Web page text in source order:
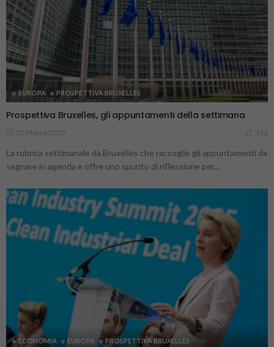
EUROPA PROSPETTIVA BRUXELLES
Prospettiva Bruxelles, gli appuntamenti della settimana
25 Marzo 2025 373
La rubrica settimanale da Bruxelles che raccoglie gli appuntamenti da
segnare in agenda e offre uno spunto di riflessione per...
ECONOMIA EUROPA PROSPETTIVA BRUXELLES